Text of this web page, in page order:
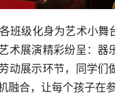
班级化身为艺术小
术展演精彩纷呈：
动展示环节，同学
融合，让每个孩子在